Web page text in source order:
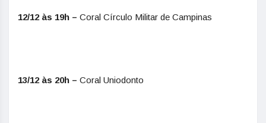
12/12 às 19h – Coral Círculo Militar de Campinas
13/12 às 20h – Coral Uniodonto